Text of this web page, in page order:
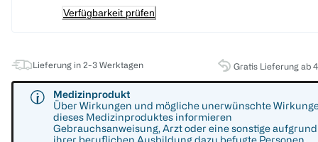
Verfügbarkeit prüfen
Lieferung in 2-3 Werktagen Gratis Lieferung ab
Medizinprodukt
Über Wirkungen und mögliche unerwünschte
dieses Medizinproduktes informieren
Gebrauchsanweisung, Arzt oder eine sonstige aufgrund
ihrer beruflichen Ausbildung dazu befugte Personen.